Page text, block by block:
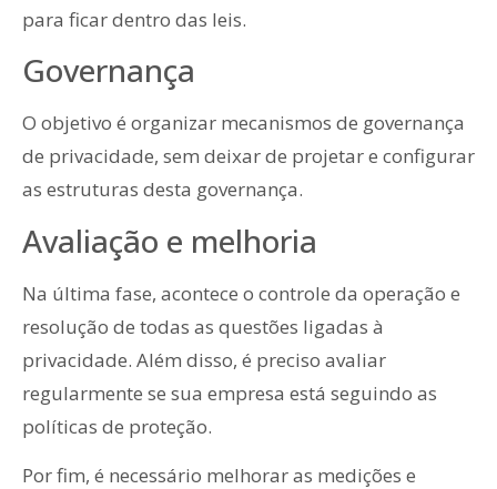
para ficar dentro das leis.
Governança
O objetivo é organizar mecanismos de governança
de privacidade, sem deixar de projetar e configurar
as estruturas desta governança.
Avaliação e melhoria
Na última fase, acontece o controle da operação e
resolução de todas as questões ligadas à
privacidade. Além disso, é preciso avaliar
regularmente se sua empresa está seguindo as
políticas de proteção.
Por fim, é necessário melhorar as medições e